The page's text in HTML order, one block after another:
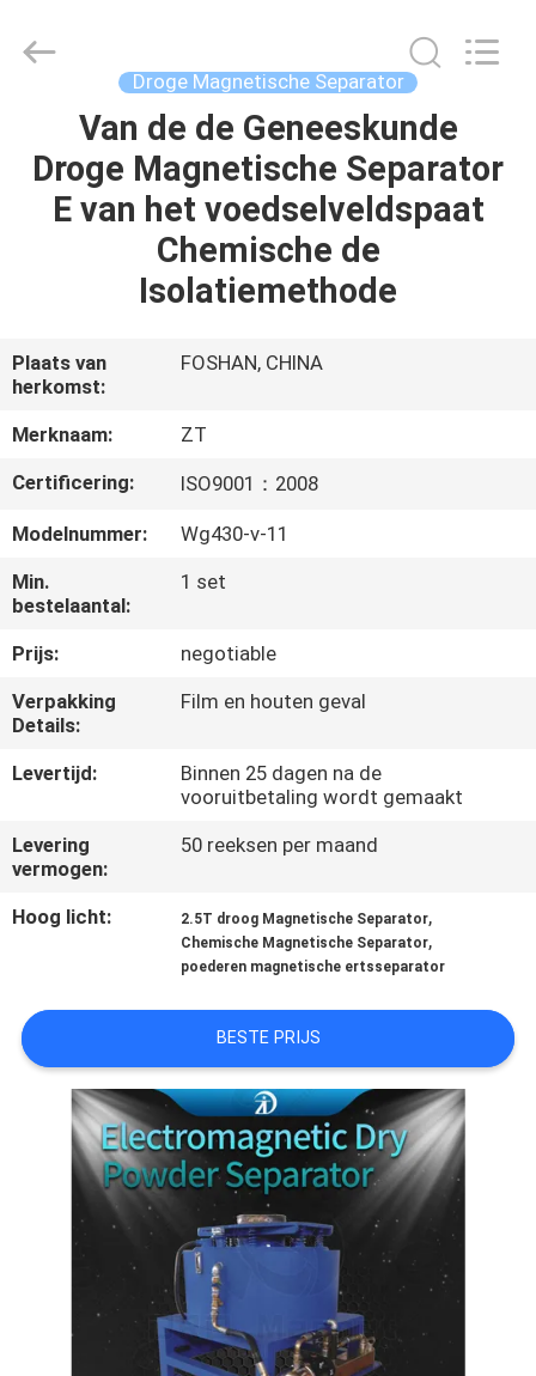
PRODUCTEN
ONGEVEER
FABRIEKSREIS
KWALITEITSCONTROLE
CONTACTEER
ONS
NIEUWS
&
SITEMAP
POLICY
Ltd..
Droge Magnetische Separator
Van de de Geneeskunde
Droge Magnetische Separator
E van het voedselveldspaat
Chemische de
Isolatiemethode
Plaats van
herkomst:
FOSHAN, CHINA
Merknaam:
ZT
Certificering:
ISO9001：2008
Modelnummer:
Wg430-v-11
Min.
bestelaantal:
1 set
Prijs:
negotiable
Verpakking
Details:
Film en houten geval
Levertijd:
Binnen 25 dagen na de
vooruitbetaling wordt gemaakt
Levering
vermogen:
50 reeksen per maand
Hoog licht: 2.5T droog Magnetische Separator,
Chemische Magnetische Separator,
poederen magnetische ertsseparator
BESTE PRIJS